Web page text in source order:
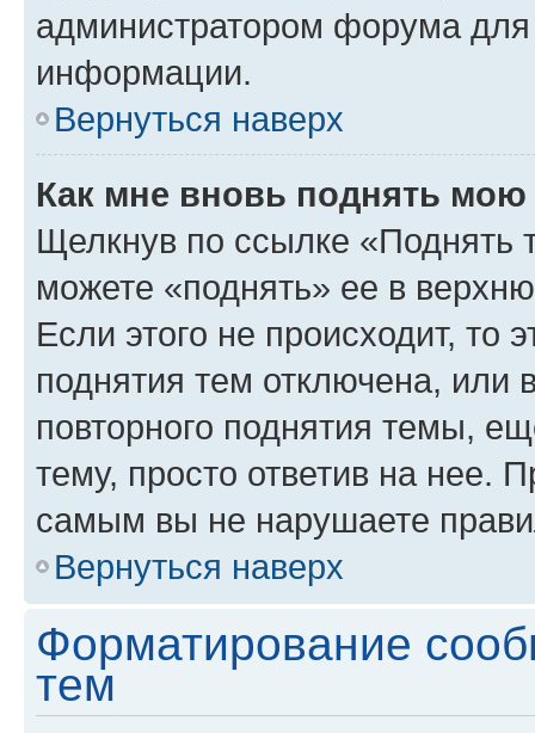
администратором форума
информации.
Вернуться наверх
Как мне вновь поднять мою
Щелкнув по ссылке «Поднять
можете «поднять» ее в
Если этого не происходит, то
поднятия тем отключена, или
повторного поднятия темы,
тему, просто ответив на нее.
самым вы не нарушаете
Вернуться наверх
Форматирование
тем